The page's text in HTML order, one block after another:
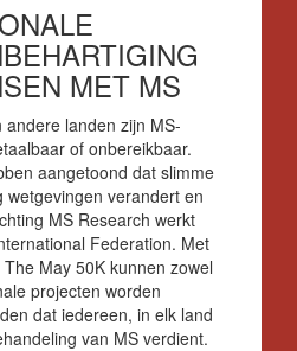
MET MS
landen zijn MS-
of onbereikbaar.
aangetoond dat slimme
wetgevingen verandert en
MS Research werkt
Federation. Met
May 50K kunnen zowel
projecten worden
dat iedereen, in elk land
van MS verdient.